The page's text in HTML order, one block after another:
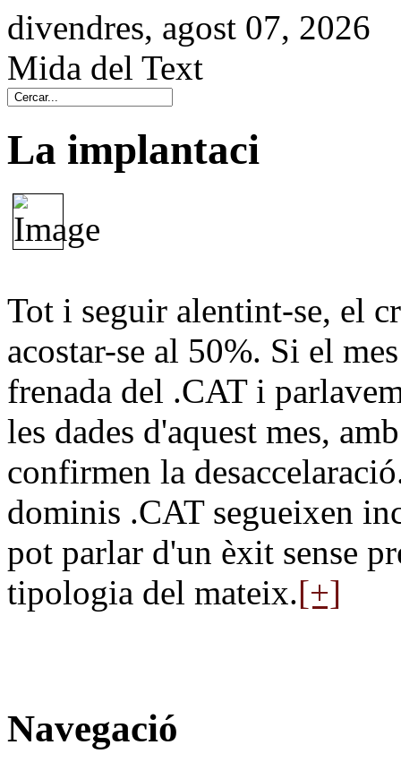
divendres, agost 07, 2026
Mida del Text
La implantaci
Tot i seguir alentint-se, el
acostar-se al 50%. Si el
frenada del .CAT i
les dades d'aquest mes,
confirmen la
dominis .CAT segueixen
pot parlar d'un èxit sense
tipologia del mateix.[+]
Navegació